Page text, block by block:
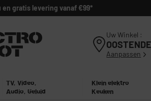
en gratis levering vanaf €99*
Uw Winkel :
OOSTENDE
Aanpassen
TV, Video,
Audio, Geluid
Klein elektro
Keuken